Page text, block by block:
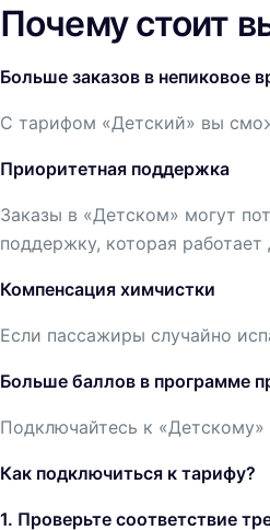
Почему стоит
Больше заказов в непиковое
С тарифом «Детский» вы
Приоритетная поддержка
Заказы в «Детском» могут
поддержку, которая
Компенсация химчистки
Если пассажиры случайно
Больше баллов в программе
Подключайтесь к «Детскому»
Как подключиться к тарифу?
1. Проверьте соответствие